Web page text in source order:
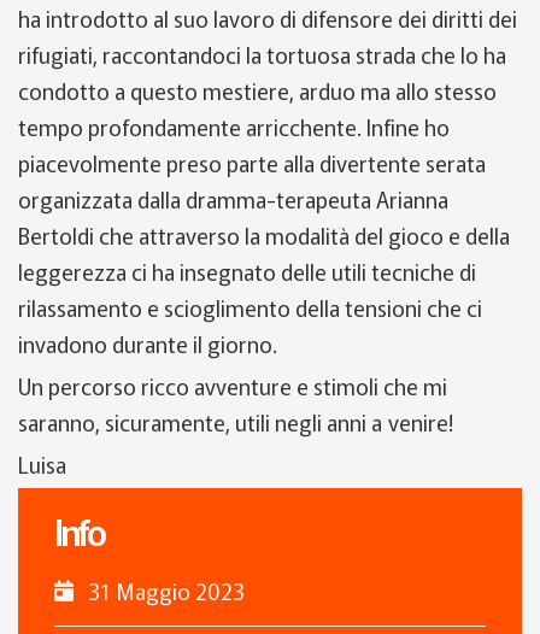
ha introdotto al suo lavoro di difensore dei diritti dei
rifugiati, raccontandoci la tortuosa strada che lo ha
condotto a questo mestiere, arduo ma allo stesso
tempo profondamente arricchente. Infine ho
piacevolmente preso parte alla divertente serata
organizzata dalla dramma-terapeuta Arianna
Bertoldi che attraverso la modalità del gioco e della
leggerezza ci ha insegnato delle utili tecniche di
rilassamento e scioglimento della tensioni che ci
invadono durante il giorno.
Un percorso ricco avventure e stimoli che mi
saranno, sicuramente, utili negli anni a venire!
Luisa
Info
31 Maggio 2023